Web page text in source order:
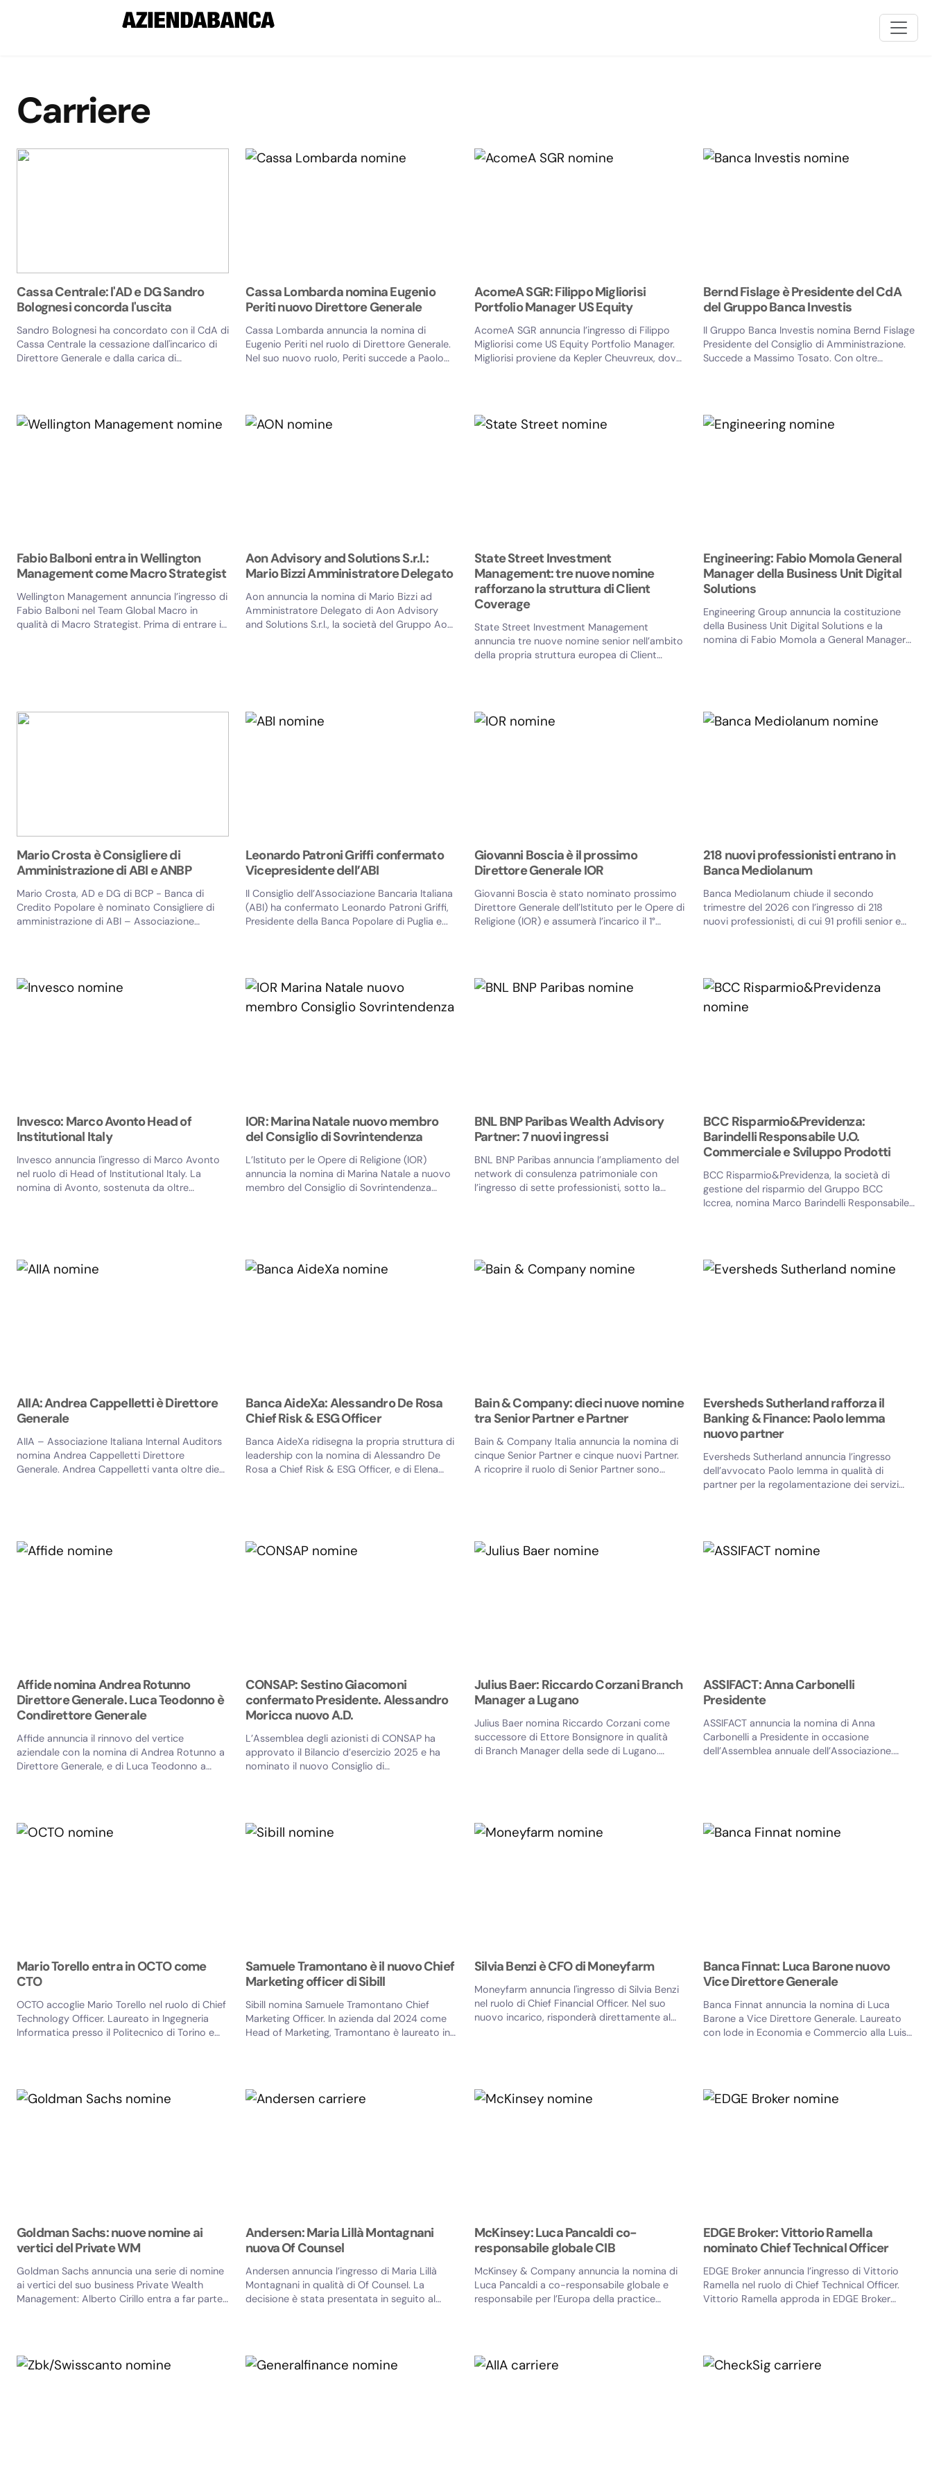
Carriere
Cassa Centrale: l'AD e DG Sandro
Bolognesi concorda l'uscita
Sandro Bolognesi ha concordato con il CdA di
Cassa Centrale la cessazione dall'incarico di
Direttore Generale e dalla carica di
Cassa Lombarda nomina Eugenio
Periti nuovo Direttore Generale
Cassa Lombarda annuncia la nomina di
Eugenio Periti nel ruolo di Direttore Generale.
Nel suo nuovo ruolo, Periti succede a Paolo
AcomeA SGR: Filippo Migliorisi
Portfolio Manager US Equity
AcomeA SGR annuncia l’ingresso di Filippo
Migliorisi come US Equity Portfolio Manager.
Migliorisi proviene da Kepler Cheuvreux, dove
Bernd Fislage è Presidente del CdA
del Gruppo Banca Investis
Il Gruppo Banca Investis nomina Bernd Fislage
Presidente del Consiglio di Amministrazione.
Succede a Massimo Tosato. Con oltre
Fabio Balboni entra in Wellington
Management come Macro Strategist
Wellington Management annuncia l’ingresso di
Fabio Balboni nel Team Global Macro in
qualità di Macro Strategist. Prima di entrare in
Aon Advisory and Solutions S.r.l.:
Mario Bizzi Amministratore Delegato
Aon annuncia la nomina di Mario Bizzi ad
Amministratore Delegato di Aon Advisory
and Solutions S.r.l., la società del Gruppo Aon
State Street Investment
Management: tre nuove nomine
rafforzano la struttura di Client
Coverage
State Street Investment Management
annuncia tre nuove nomine senior nell’ambito
della propria struttura europea di Client
Engineering: Fabio Momola General
Manager della Business Unit Digital
Solutions
Engineering Group annuncia la costituzione
della Business Unit Digital Solutions e la
nomina di Fabio Momola a General Manager
Mario Crosta è Consigliere di
Amministrazione di ABI e ANBP
Mario Crosta, AD e DG di BCP - Banca di
Credito Popolare è nominato Consigliere di
amministrazione di ABI – Associazione
Leonardo Patroni Griffi confermato
Vicepresidente dell’ABI
Il Consiglio dell’Associazione Bancaria Italiana
(ABI) ha confermato Leonardo Patroni Griffi,
Presidente della Banca Popolare di Puglia e...
Giovanni Boscia è il prossimo
Direttore Generale IOR
Giovanni Boscia è stato nominato prossimo
Direttore Generale dell’Istituto per le Opere di
Religione (IOR) e assumerà l’incarico il 1°
218 nuovi professionisti entrano in
Banca Mediolanum
Banca Mediolanum chiude il secondo
trimestre del 2026 con l’ingresso di 218
nuovi professionisti, di cui 91 profili senior e
Invesco: Marco Avonto Head of
Institutional Italy
Invesco annuncia l'ingresso di Marco Avonto
nel ruolo di Head of Institutional Italy. La
nomina di Avonto, sostenuta da oltre
IOR: Marina Natale nuovo membro
del Consiglio di Sovrintendenza
L’Istituto per le Opere di Religione (IOR)
annuncia la nomina di Marina Natale a nuovo
membro del Consiglio di Sovrintendenza
BNL BNP Paribas Wealth Advisory
Partner: 7 nuovi ingressi
BNL BNP Paribas annuncia l’ampliamento del
network di consulenza patrimoniale con
l’ingresso di sette professionisti, sotto la
BCC Risparmio&Previdenza:
Barindelli Responsabile U.O.
Commerciale e Sviluppo Prodotti
BCC Risparmio&Previdenza, la società di
gestione del risparmio del Gruppo BCC
Iccrea, nomina Marco Barindelli Responsabile
AIIA: Andrea Cappelletti è Direttore
Generale
AIIA – Associazione Italiana Internal Auditors
nomina Andrea Cappelletti Direttore
Generale. Andrea Cappelletti vanta oltre dieci
Banca AideXa: Alessandro De Rosa
Chief Risk & ESG Officer
Banca AideXa ridisegna la propria struttura di
leadership con la nomina di Alessandro De
Rosa a Chief Risk & ESG Officer, e di Elena
Bain & Company: dieci nuove nomine
tra Senior Partner e Partner
Bain & Company Italia annuncia la nomina di
cinque Senior Partner e cinque nuovi Partner.
A ricoprire il ruolo di Senior Partner sono
Eversheds Sutherland rafforza il
Banking & Finance: Paolo Iemma
nuovo partner
Eversheds Sutherland annuncia l’ingresso
dell’avvocato Paolo Iemma in qualità di
partner per la regolamentazione dei servizi
Affide nomina Andrea Rotunno
Direttore Generale. Luca Teodonno è
Condirettore Generale
Affide annuncia il rinnovo del vertice
aziendale con la nomina di Andrea Rotunno a
Direttore Generale, e di Luca Teodonno a
CONSAP: Sestino Giacomoni
confermato Presidente. Alessandro
Moricca nuovo A.D.
L’Assemblea degli azionisti di CONSAP ha
approvato il Bilancio d’esercizio 2025 e ha
nominato il nuovo Consiglio di
Julius Baer: Riccardo Corzani Branch
Manager a Lugano
Julius Baer nomina Riccardo Corzani come
successore di Ettore Bonsignore in qualità
di Branch Manager della sede di Lugano.
ASSIFACT: Anna Carbonelli
Presidente
ASSIFACT annuncia la nomina di Anna
Carbonelli a Presidente in occasione
dell’Assemblea annuale dell’Associazione.
Mario Torello entra in OCTO come
CTO
OCTO accoglie Mario Torello nel ruolo di Chief
Technology Officer. Laureato in Ingegneria
Informatica presso il Politecnico di Torino e
Samuele Tramontano è il nuovo Chief
Marketing officer di Sibill
Sibill nomina Samuele Tramontano Chief
Marketing Officer. In azienda dal 2024 come
Head of Marketing, Tramontano è laureato in
Silvia Benzi è CFO di Moneyfarm
Moneyfarm annuncia l'ingresso di Silvia Benzi
nel ruolo di Chief Financial Officer. Nel suo
nuovo incarico, risponderà direttamente al
Banca Finnat: Luca Barone nuovo
Vice Direttore Generale
Banca Finnat annuncia la nomina di Luca
Barone a Vice Direttore Generale. Laureato
con lode in Economia e Commercio alla Luiss
Goldman Sachs: nuove nomine ai
vertici del Private WM
Goldman Sachs annuncia una serie di nomine
ai vertici del suo business Private Wealth
Management: Alberto Cirillo entra a far parte
Andersen: Maria Lillà Montagnani
nuova Of Counsel
Andersen annuncia l’ingresso di Maria Lillà
Montagnani in qualità di Of Counsel. La
decisione è stata presentata in seguito al
McKinsey: Luca Pancaldi co-
responsabile globale CIB
McKinsey & Company annuncia la nomina di
Luca Pancaldi a co-responsabile globale e
responsabile per l’Europa della practice
EDGE Broker: Vittorio Ramella
nominato Chief Technical Officer
EDGE Broker annuncia l’ingresso di Vittorio
Ramella nel ruolo di Chief Technical Officer.
Vittorio Ramella approda in EDGE Broker